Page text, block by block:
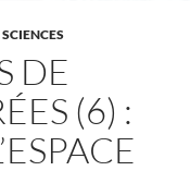
SCIENCES
DE
(6) :